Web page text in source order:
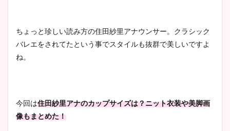
ちょっと珍しい読み方の住田紗里アナウンサー。クラシック
バレエをされてたという事でスタイルも抜群で美しいですよ
ね。
今回は住田紗里アナのカップサイズは？ニット衣装や美脚画
像もまとめた！